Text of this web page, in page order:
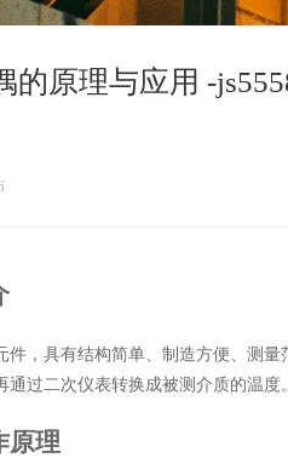
的原理与应用 -
件，具有结构简单、制造方便、测
过二次仪表转换成被测介质的温度。
原理